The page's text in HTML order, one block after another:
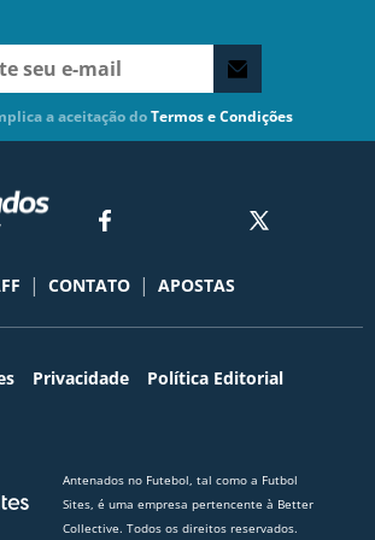
a aceitação doTermos e Condições
| CONTATO | APOSTAS
Privacidade
Política Editorial
Antenados no Futebol, tal como a Futbol
Sites, é uma empresa pertencente à Better
Collective. Todos os direitos reservados.